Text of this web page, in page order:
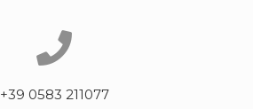
+39 0583 211077